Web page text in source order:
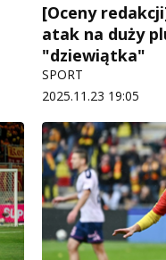
[Oceny
atak na duży
"dziewiątka"
SPORT
2025.11.23 19:05